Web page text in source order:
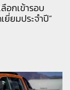
อกเข้ารอบ
ยมประจำปี”